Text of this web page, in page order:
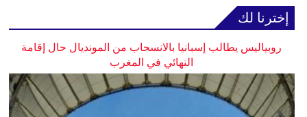
إخترنا لك
روبياليس يطالب إسبانيا بالانسحاب من المونديال حال إقامة
النهائي في المغرب